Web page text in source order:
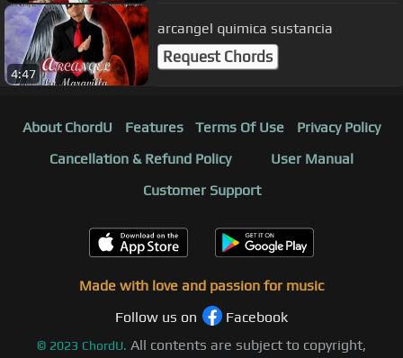
4:47
arcangel quimica sustancia
Request Chords
About ChordU Features Terms Of Use
Privacy Policy
Cancellation & Refund Policy
User Manual
Customer Support
Made with love and passion for music
Follow us on
Facebook
© 2023 ChordU. All contents are subject to copyright,